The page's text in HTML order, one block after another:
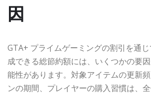
因
GTA+ プライムゲーミングの割引を通
成できる総節約額には、いくつかの要
能性があります。対象アイテムの更新
ンの期間、プレイヤーの購入習慣は、